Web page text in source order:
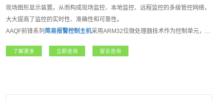
现场图形显示装置。从而构成现场监控、本地监控、远程监控的多级管控网络，
大大提高了监控的实时性、准确性和可靠性。
AAQF前锋系列 简易报警控制主机采用ARM32位微处理器技术作为控制单元，
RS485输出，4组继电器接口，用于控制风机、电磁阀和数据上传使用；用户可
了解更多 立即咨询 留言咨询